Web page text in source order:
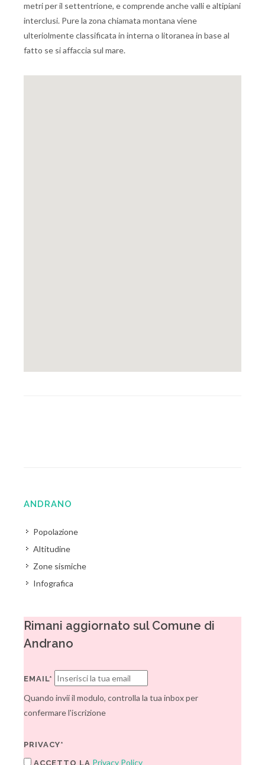
metri per il settentrione, e comprende anche valli e altipiani
interclusi. Pure la zona chiamata montana viene
ulteriolmente classificata in interna o litoranea in base al
fatto se si affaccia sul mare.
ANDRANO
Popolazione
Altitudine
Zone sismiche
Infografica
Rimani aggiornato sul Comune di
Andrano
EMAIL*
Quando invii il modulo, controlla la tua inbox per
confermare l'iscrizione
PRIVACY*
ACCETTO LA Privacy Policy